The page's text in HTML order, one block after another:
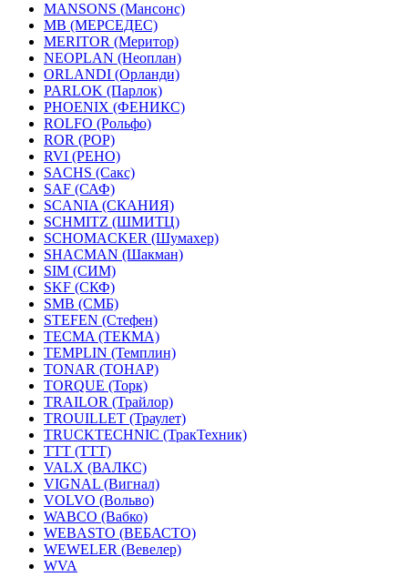
MANSONS (Мансонс)
MB (МЕРСЕДЕС)
MERITOR (Меритор)
NEOPLAN (Неоплан)
ORLANDI (Орланди)
PARLOK (Парлок)
PHOENIX (ФЕНИКС)
ROLFO (Рольфо)
ROR (РОР)
RVI (РЕНО)
SACHS (Сакс)
SAF (САФ)
SCANIA (СКАНИЯ)
SCHMITZ (ШМИТЦ)
SCHOMACKER (Шумахер)
SHACMAN (Шакман)
SIM (СИМ)
SKF (СКФ)
SMB (СМБ)
STEFEN (Стефен)
TECMA (ТЕКМА)
TEMPLIN (Темплин)
TONAR (ТОНАР)
TORQUE (Торк)
TRAILOR (Трайлор)
TROUILLET (Траулет)
TRUCKTECHNIC (ТракТехник)
TTT (ТТТ)
VALX (ВАЛКС)
VIGNAL (Вигнал)
VOLVO (Вольво)
WABCO (Вабко)
WEBASTO (ВЕБАСТО)
WEWELER (Вевелер)
WVA